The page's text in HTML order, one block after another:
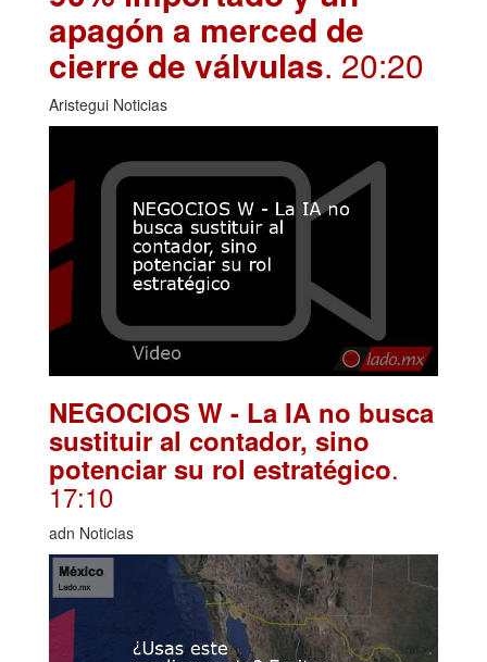
apagón a merced de
cierre de válvulas. 20:20
Aristegui Noticias
NEGOCIOS W - La IA no busca
sustituir al contador, sino
potenciar su rol estratégico.
17:10
adn Noticias